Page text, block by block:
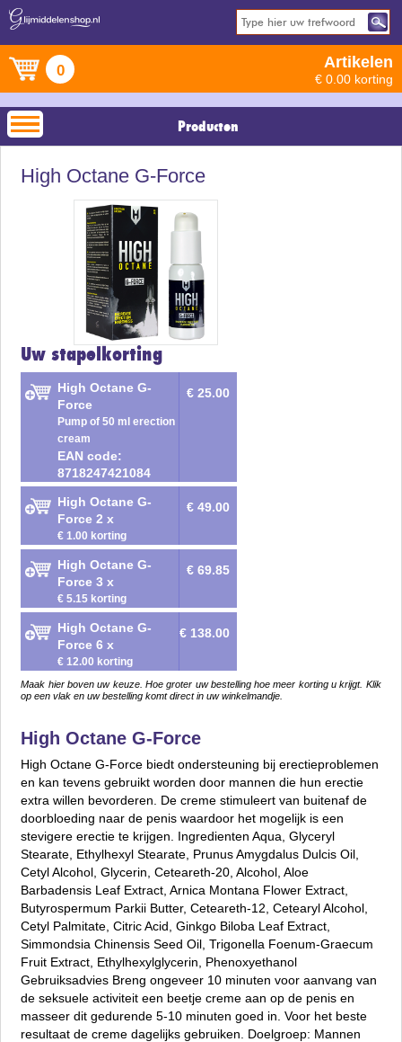
0 Artikelen
€ 0.00 korting
Producten
High Octane G-Force
Uw stapelkorting
High Octane G-
Force
Pump of 50 ml erection
cream
EAN code:
8718247421084
€ 25.00
High Octane G-
Force 2 x
€ 1.00 korting
€ 49.00
High Octane G-
Force 3 x
€ 5.15 korting
€ 69.85
High Octane G-
Force 6 x
€ 12.00 korting
€ 138.00
Maak hier boven uw keuze. Hoe groter uw bestelling hoe meer korting u krijgt. Klik
op een vlak en uw bestelling komt direct in uw winkelmandje.
High Octane G-Force
High Octane G-Force biedt ondersteuning bij erectieproblemen
en kan tevens gebruikt worden door mannen die hun erectie
extra willen bevorderen. De creme stimuleert van buitenaf de
doorbloeding naar de penis waardoor het mogelijk is een
stevigere erectie te krijgen. Ingredienten Aqua, Glyceryl
Stearate, Ethylhexyl Stearate, Prunus Amygdalus Dulcis Oil,
Cetyl Alcohol, Glycerin, Ceteareth-20, Alcohol, Aloe
Barbadensis Leaf Extract, Arnica Montana Flower Extract,
Butyrospermum Parkii Butter, Ceteareth-12, Cetearyl Alcohol,
Cetyl Palmitate, Citric Acid, Ginkgo Biloba Leaf Extract,
Simmondsia Chinensis Seed Oil, Trigonella Foenum-Graecum
Fruit Extract, Ethylhexylglycerin, Phenoxyethanol
Gebruiksadvies Breng ongeveer 10 minuten voor aanvang van
de seksuele activiteit een beetje creme aan op de penis en
masseer dit gedurende 5-10 minuten goed in. Voor het beste
resultaat de creme dagelijks gebruiken. Doelgroep: Mannen